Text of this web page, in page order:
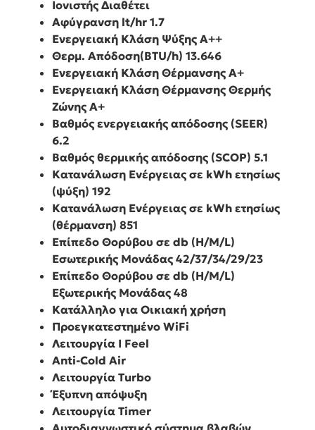
Ιονιστής Διαθέτει
Αφύγρανση lt/hr 1.7
Ενεργειακή Κλάση Ψύξης A++
Θερμ. Απόδοση(BΤU/h) 13.646
Ενεργειακή Κλάση Θέρμανσης A+
Ενεργειακή Κλάση Θέρμανσης Θερμής
Ζώνης A+
Βαθμός ενεργειακής απόδοσης (SEER)
6.2
Βαθμός θερμικής απόδοσης (SCOP) 5.1
Κατανάλωση Ενέργειας σε kWh ετησίως
(ψύξη) 192
Κατανάλωση Ενέργειας σε kWh ετησίως
(θέρμανση) 851
Επίπεδο Θορύβου σε db (H/M/L)
Εσωτερικής Μονάδας 42/37/34/29/23
Επίπεδο Θορύβου σε db (H/M/L)
Εξωτερικής Μονάδας 48
Κατάλληλο για Οικιακή χρήση
Προεγκατεστημένο WiFi
Λειτουργία I Feel
Anti-Cold Air
Λειτουργία Turbo
Έξυπνη απόψυξη
Λειτουργία Timer